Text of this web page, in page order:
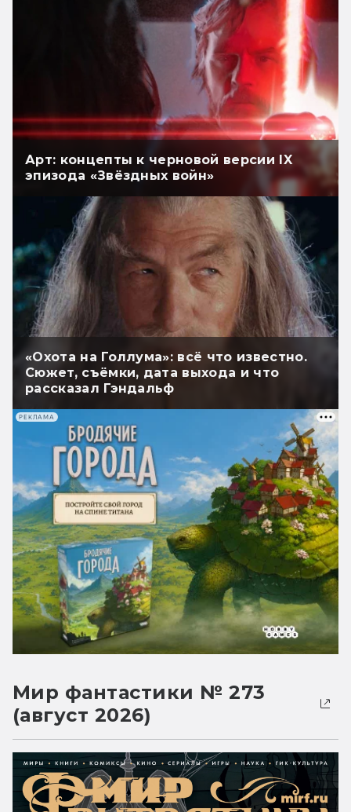
Арт: концепты к черновой версии IX
эпизода «Звёздных войн»
«Охота на Голлума»: всё что известно.
Сюжет, съёмки, дата выхода и что
рассказал Гэндальф
РЕКЛАМА
Мир фантастики № 273
(август 2026)